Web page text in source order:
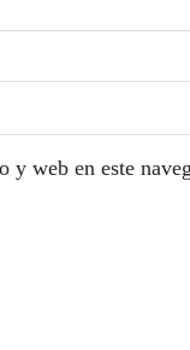
web en este